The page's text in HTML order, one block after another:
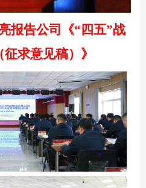
报告公司《“四五”战
求意见稿）》